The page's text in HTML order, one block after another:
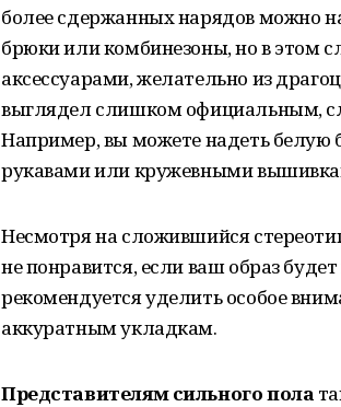
более сдержанных нарядов можно
брюки или комбинезоны, но в этом
аксессуарами, желательно из
выглядел слишком официальным,
Например, вы можете надеть
рукавами или кружевными
Несмотря на сложившийся
не понравится, если ваш образ
рекомендуется уделить особое
аккуратным укладкам.
Представителям сильного пола